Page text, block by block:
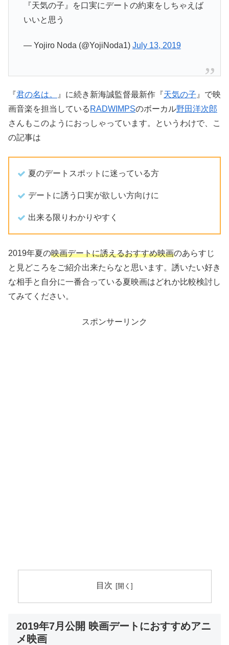
『天気の子』を口実にデートの約束をしちゃえば
いいと思う
— Yojiro Noda (@YojiNoda1) July 13, 2019
『君の名は。 』に続き新海誠監督最新作『天気の子 』で映
画音楽を担当している RADWIMPSのボーカル野田洋次郎
さんもこのようにおっしゃっています。というわけで、こ
の記事は
夏のデートスポットに迷っている方
デートに誘う口実が欲しい方向けに
出来る限りわかりやすく
2019年夏の映画デートに誘えるおすすめ映画のあらすじ
と見どころをご紹介出来たらなと思います。誘いたい好き
な相手と自分に一番合っている夏映画はどれか比較検討し
てみてください。
スポンサーリンク
目次
2019年7月公開 映画デートにおすすめアニ
メ映画